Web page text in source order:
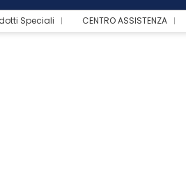
Speciali CENTRO ASSISTENZA